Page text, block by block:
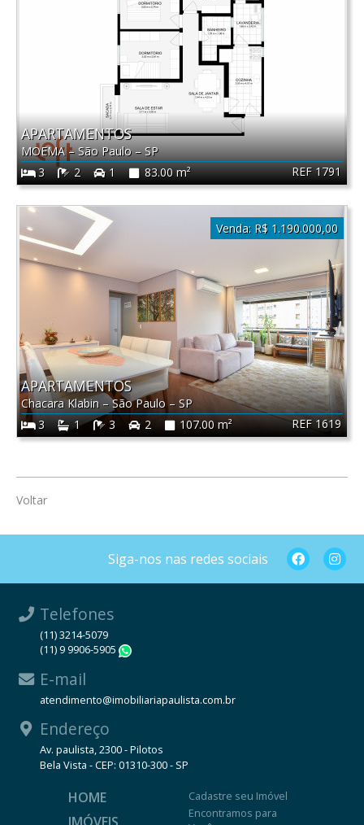
REF 1791
APARTAMENTOS
MOEMA–São Paulo–SP
3
2 1 83.00 m²
REF 1619
APARTAMENTOS
Chacara Klabin –São Paulo– SP
3
1 3 2 107.00 m²
Venda: R$ 1.190.000,00
Voltar
Siga-nos nas redes sociais
Telefones
(11) 3214-5079
(11) 9 9906-5905
E-mail
atendimento@imobiliariapaulista.com.br
Endereço
Av. paulista, 2300 - Pilotos
Bela Vista - CEP: 01310-300 - SP
HOME
Cadastre seu Imóvel
Encontramos para